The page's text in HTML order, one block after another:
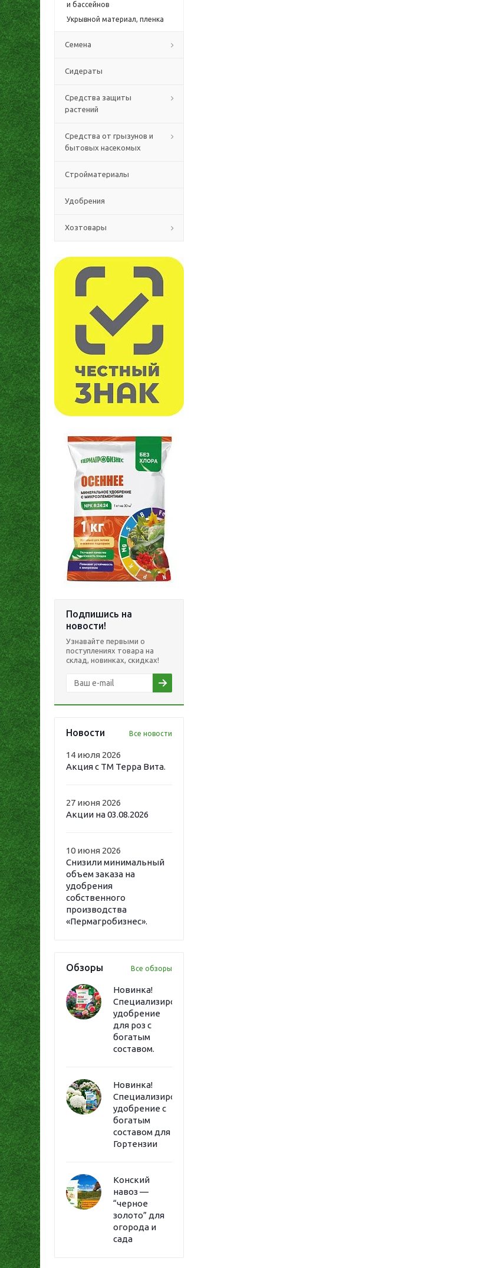
и бассейнов
Укрывной материал, пленка
Семена
Сидераты
Средства защиты
растений
Средства от грызунов и
бытовых насекомых
Стройматериалы
Удобрения
Хозтовары
Подпишись на
новости!
Узнавайте первыми о
поступлениях товара на
склад, новинках, скидках!
Новости Все новости
14 июля 2026
Акция с ТМ Терра Вита.
27 июня 2026
Акции на 03.08.2026
10 июня 2026
Снизили минимальный
объем заказа на
удобрения
собственного
производства
«Пермагробизнес».
Обзоры Все обзоры
Новинка!
Специализированное
удобрение
для роз с
богатым
составом.
Новинка!
Специализированное
удобрение с
богатым
составом для
Гортензии
Конский
навоз —
“черное
золото” для
огорода и
сада